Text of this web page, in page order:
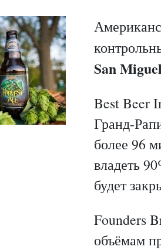
San
Best Beer
Гранд-
более 96
владеть
будет
Founders
объёмам